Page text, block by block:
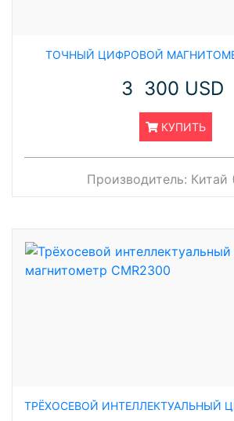
ТОЧНЫЙ ЦИФРОВОЙ
3 300 USD
КУПИТЬ
Производитель: Китай